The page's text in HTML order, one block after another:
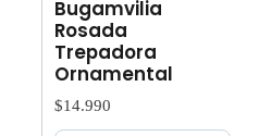
Bugamvilia
Rosada
Trepadora
Ornamental
$14.990